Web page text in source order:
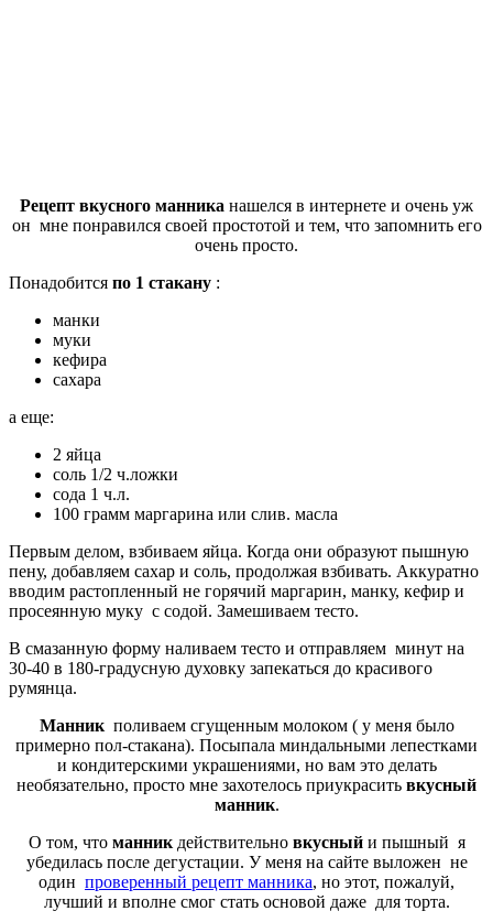
Рецепт вкусного манника нашелся в интернете и очень уж
он мне понравился своей простотой и тем, что запомнить его
очень просто.
Понадобится по 1 стакану :
манки
муки
кефира
сахара
а еще:
2 яйца
соль 1/2 ч.ложки
сода 1 ч.л.
100 грамм маргарина или слив. масла
Первым делом, взбиваем яйца. Когда они образуют пышную
пену, добавляем сахар и соль, продолжая взбивать. Аккуратно
вводим растопленный не горячий маргарин, манку, кефир и
просеянную муку с содой. Замешиваем тесто.
В смазанную форму наливаем тесто и отправляем минут на
30-40 в 180-градусную духовку запекаться до красивого
румянца.
Манникполиваем сгущенным молоком ( у меня было
примерно пол-стакана). Посыпала миндальными лепестками
и кондитерскими украшениями, но вам это делать
необязательно, просто мне захотелось приукрасить вкусный
манник.
О том, что манникдействительно вкусный и пышный я
убедилась после дегустации. У меня на сайте выложен не
один проверенный рецепт манника, но этот, пожалуй,
лучший и вполне смог стать основой даже для торта.